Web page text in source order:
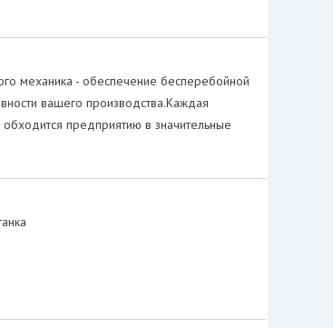
механика - обеспечение бесперебойной
вашего производства.Каждая
предприятию в значительные